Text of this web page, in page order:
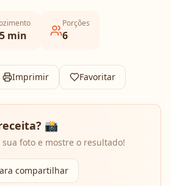
min
Porções
6
Imprimir Favoritar
📸
foto e mostre o resultado!
compartilhar